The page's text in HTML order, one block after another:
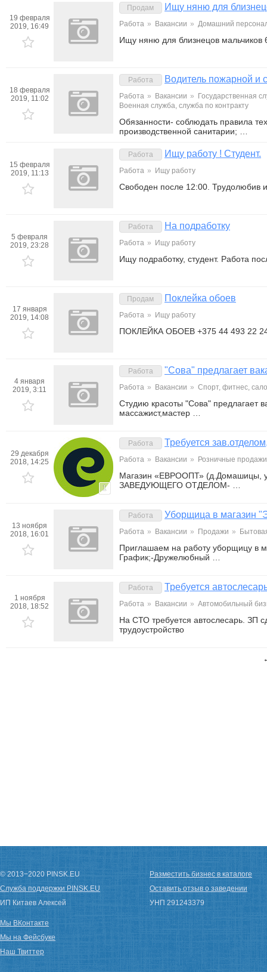
19 февраля
2019, 16:49
Продам Ищу няню для
Работа » Вакансии » Домашний
Ищу няню для близнецов
18 февраля
2019, 11:02
Работа Водитель пожарной и
Работа » Вакансии »
Государственная
Военная служба, служба по контракту
Обязанности- соблюдать правила
производственной санитарии; …
15 февраля
2019, 11:13
Работа Ищу работу ! Студент.
Работа » Ищу работу
Свободен после 12:00. Трудолюбив
5 февраля
2019, 23:28
Работа На подработку
Работа » Ищу работу
Ищу подработку, студент. Работа
17 января
2019, 14:08
Продам Поклейка обоев
Работа » Ищу работу
ПОКЛЕЙКА ОБОЕВ +375 44 493 22
4 января
2019, 3:11
Работа "Сова" предлагает
Работа » Вакансии » Спорт, фитнес,
Студию красоты "Сова" предлагает
массажист,мастер …
29 декабря
2018, 14:25
1
Работа Требуется
Работа » Вакансии » Розничные
Магазин «ЕВРООПТ» (д.Домашицы,
ЗАВЕДУЮЩЕГО ОТДЕЛОМ- …
13 ноября
2018, 16:01
Работа Уборщица в магазин
Работа » Вакансии » Продажи »
Приглашаем на работу уборщицу в
График;-Дружелюбный …
1 ноября
2018, 18:52
Работа Требуется
Работа » Вакансии » Автомобильный
На СТО требуется автослесарь. ЗП
трудоустройство
© 2013−2020 PINSK.EU
Служба поддержки PINSK.EU
ИП Китаев Алексей
Разместить бизнес в каталоге
Оставить отзыв о заведении
УНП 291243379
Мы ВКонтакте
Мы на Фейсбуке
Наш Твиттер